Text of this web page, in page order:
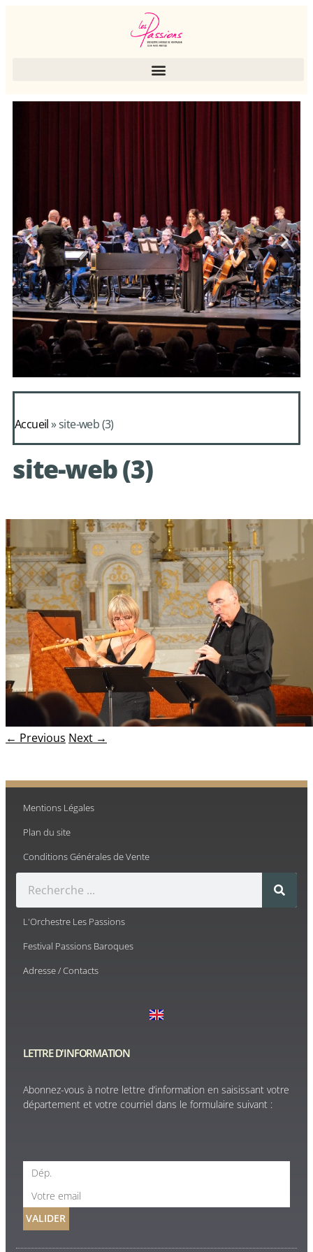
Alcimadure de
Mondonville
avec le choeur de
chambre Les Eléments
Accueil»site-web (3)
site-web (3)
← Previous Next →
Mentions Légales
Plan du site
Conditions Générales de Vente
L'Orchestre Les Passions
Festival Passions Baroques
Adresse / Contacts
LETTRE D'INFORMATION
Abonnez-vous à notre lettre d’information en saisissant votre
département et votre courriel dans le formulaire suivant :
VALIDER